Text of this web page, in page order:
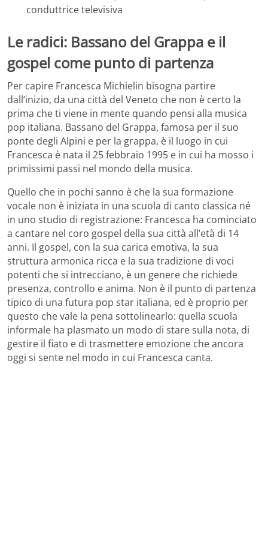
conduttrice televisiva
Le radici: Bassano del Grappa e il
gospel come punto di partenza
Per capire Francesca Michielin bisogna partire
dall’inizio, da una città del Veneto che non è certo la
prima che ti viene in mente quando pensi alla musica
pop italiana. Bassano del Grappa, famosa per il suo
ponte degli Alpini e per la grappa, è il luogo in cui
Francesca è nata il 25 febbraio 1995 e in cui ha mosso i
primissimi passi nel mondo della musica.
Quello che in pochi sanno è che la sua formazione
vocale non è iniziata in una scuola di canto classica né
in uno studio di registrazione: Francesca ha cominciato
a cantare nel coro gospel della sua città all’età di 14
anni. Il gospel, con la sua carica emotiva, la sua
struttura armonica ricca e la sua tradizione di voci
potenti che si intrecciano, è un genere che richiede
presenza, controllo e anima. Non è il punto di partenza
tipico di una futura pop star italiana, ed è proprio per
questo che vale la pena sottolinearlo: quella scuola
informale ha plasmato un modo di stare sulla nota, di
gestire il fiato e di trasmettere emozione che ancora
oggi si sente nel modo in cui Francesca canta.